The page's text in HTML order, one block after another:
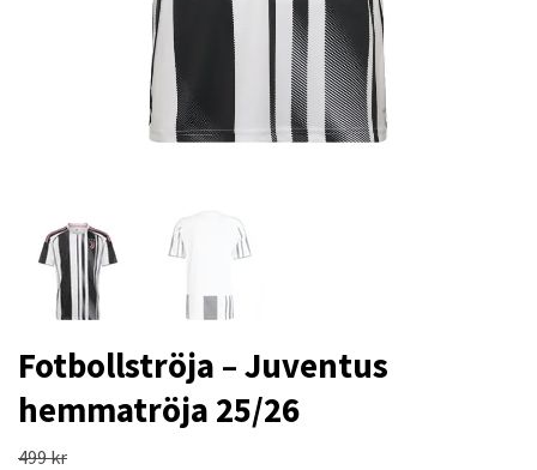
Fotbollströja – Juventus
hemmatröja 25/26
499 kr